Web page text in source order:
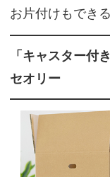
お片付けもでき
「キャスター付
セオリー